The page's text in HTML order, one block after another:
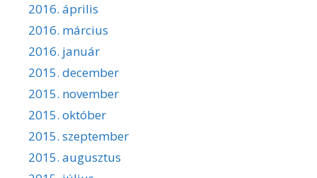
2016. április
2016. március
2016. január
2015. december
2015. november
2015. október
2015. szeptember
2015. augusztus